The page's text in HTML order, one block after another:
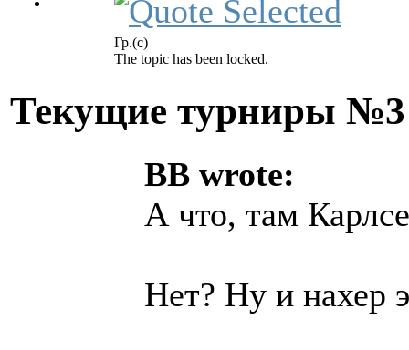
Гр.(с)
The topic has been locked.
Текущие турниры
BB wrote:
А что, там
Нет? Ну и нахер